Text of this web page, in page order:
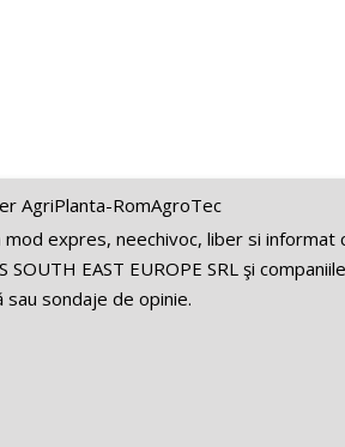
AgriPlanta-RomAgroTec
expres, neechivoc, liber si
SOUTH EAST EUROPE SRL şi
sondaje de opinie.